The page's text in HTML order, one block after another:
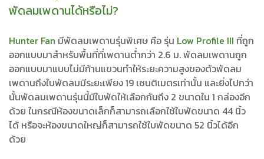
พัดลมเพดานได้หรือไม่?
Hunter Fan มีพัดลมเพดานรุ่นพิเศษ คือ รุ่น Low Profile III ที่ถูก
ออกแบบมาสำหรับพื้นที่ที่เพดานต่ำกว่า 2.6 ม. พัดลมเพดานถูก
ออกแบบมาแบบไม่มีก้านแขวนทำให้ระยะความสูงของตัวพัดลม
เพดานถึงใบพัดลมมีระยะเพียง 19 เซนติเมตรเท่านั้น และยิ่งไปกว่า
นั้นพัดลมเพดานรุ่นนี้มีใบพัดให้เลือกกันถึง 2 ขนาดใน 1 กล่องอีก
ด้วย ในกรณีห้องขนาดเล็กก็สามารถเลือกใช้ใบพัดขนาด 44 นิ้ว
ได้ หรือจะห้องขนาดใหญ่ก็สามารถใช้ใบพัดขนาด 52 นิ้วได้อีก
ด้วย